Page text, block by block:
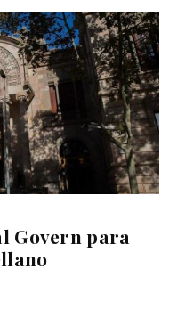
Govern para